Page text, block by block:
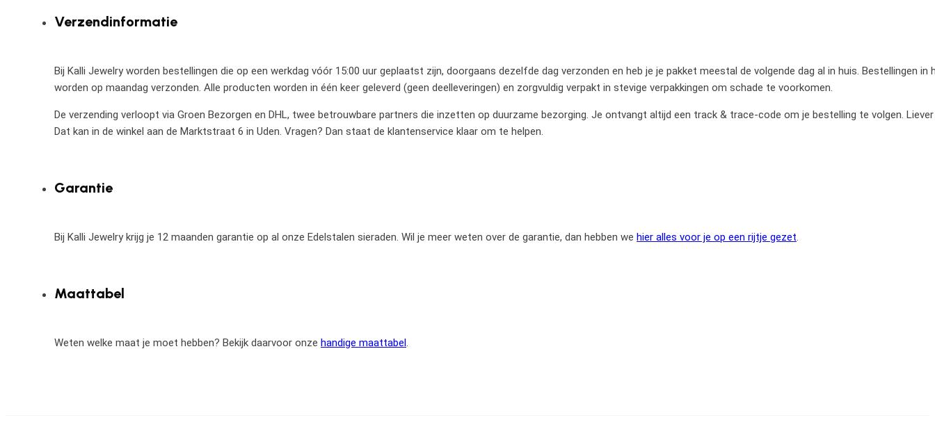
Verzendinformatie
Bij Kalli Jewelry worden bestellingen die op een werkdag vóór 15:00 uur geplaatst zijn, doorgaans dezelfde dag verzonden en heb je je pakket meestal de volgende dag al in huis. Bestellingen in
worden op maandag verzonden. Alle producten worden in één keer geleverd (geen deelleveringen) en zorgvuldig verpakt in stevige verpakkingen om schade te voorkomen.
De verzending verloopt via Groen Bezorgen en DHL, twee betrouwbare partners die inzetten op duurzame bezorging. Je ontvangt altijd een track & trace-code om je bestelling te volgen.
Dat kan in de winkel aan de Marktstraat 6 in Uden. Vragen? Dan staat de klantenservice klaar om te helpen.
Garantie
Bij Kalli Jewelry krijg je 12 maanden garantie op al onze Edelstalen sieraden. Wil je meer weten over de garantie, dan hebben we hier alles voor je op een rijtje gezet.
Maattabel
Weten welke maat je moet hebben? Bekijk daarvoor onze handige maattabel.